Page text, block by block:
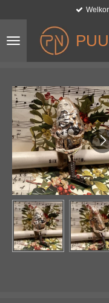
naar
hoofdinhoud